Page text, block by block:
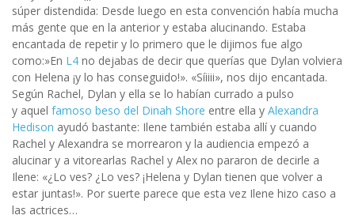
súper distendida: Desde luego en esta convención había mucha
más gente que en la anterior y estaba alucinando. Estaba
encantada de repetir y lo primero que le dijimos fue algo
como:»En L4 no dejabas de decir que querías que Dylan volviera
con Helena ¡y lo has conseguido!». «Síiiii», nos dijo encantada.
Según Rachel, Dylan y ella se lo habían currado a pulso
y aquel famoso beso del Dinah Shore entre ella y Alexandra
Hedison ayudó bastante: Ilene también estaba allí y cuando
Rachel y Alexandra se morrearon y la audiencia empezó a
alucinar y a vitorearlas Rachel y Alex no pararon de decirle a
Ilene: «¿Lo ves? ¿Lo ves? ¡Helena y Dylan tienen que volver a
estar juntas!». Por suerte parece que esta vez Ilene hizo caso a
las actrices…